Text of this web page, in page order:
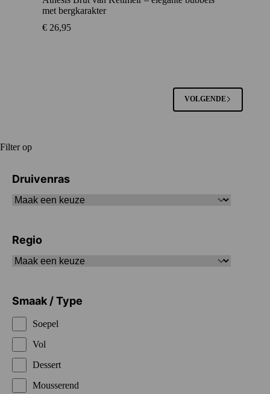
met bergkarakter
€ 26,95
VOLGENDE
Filter op
Druivenras
Regio
Smaak / Type
Soepel
Vol
Dessert
Mousserend